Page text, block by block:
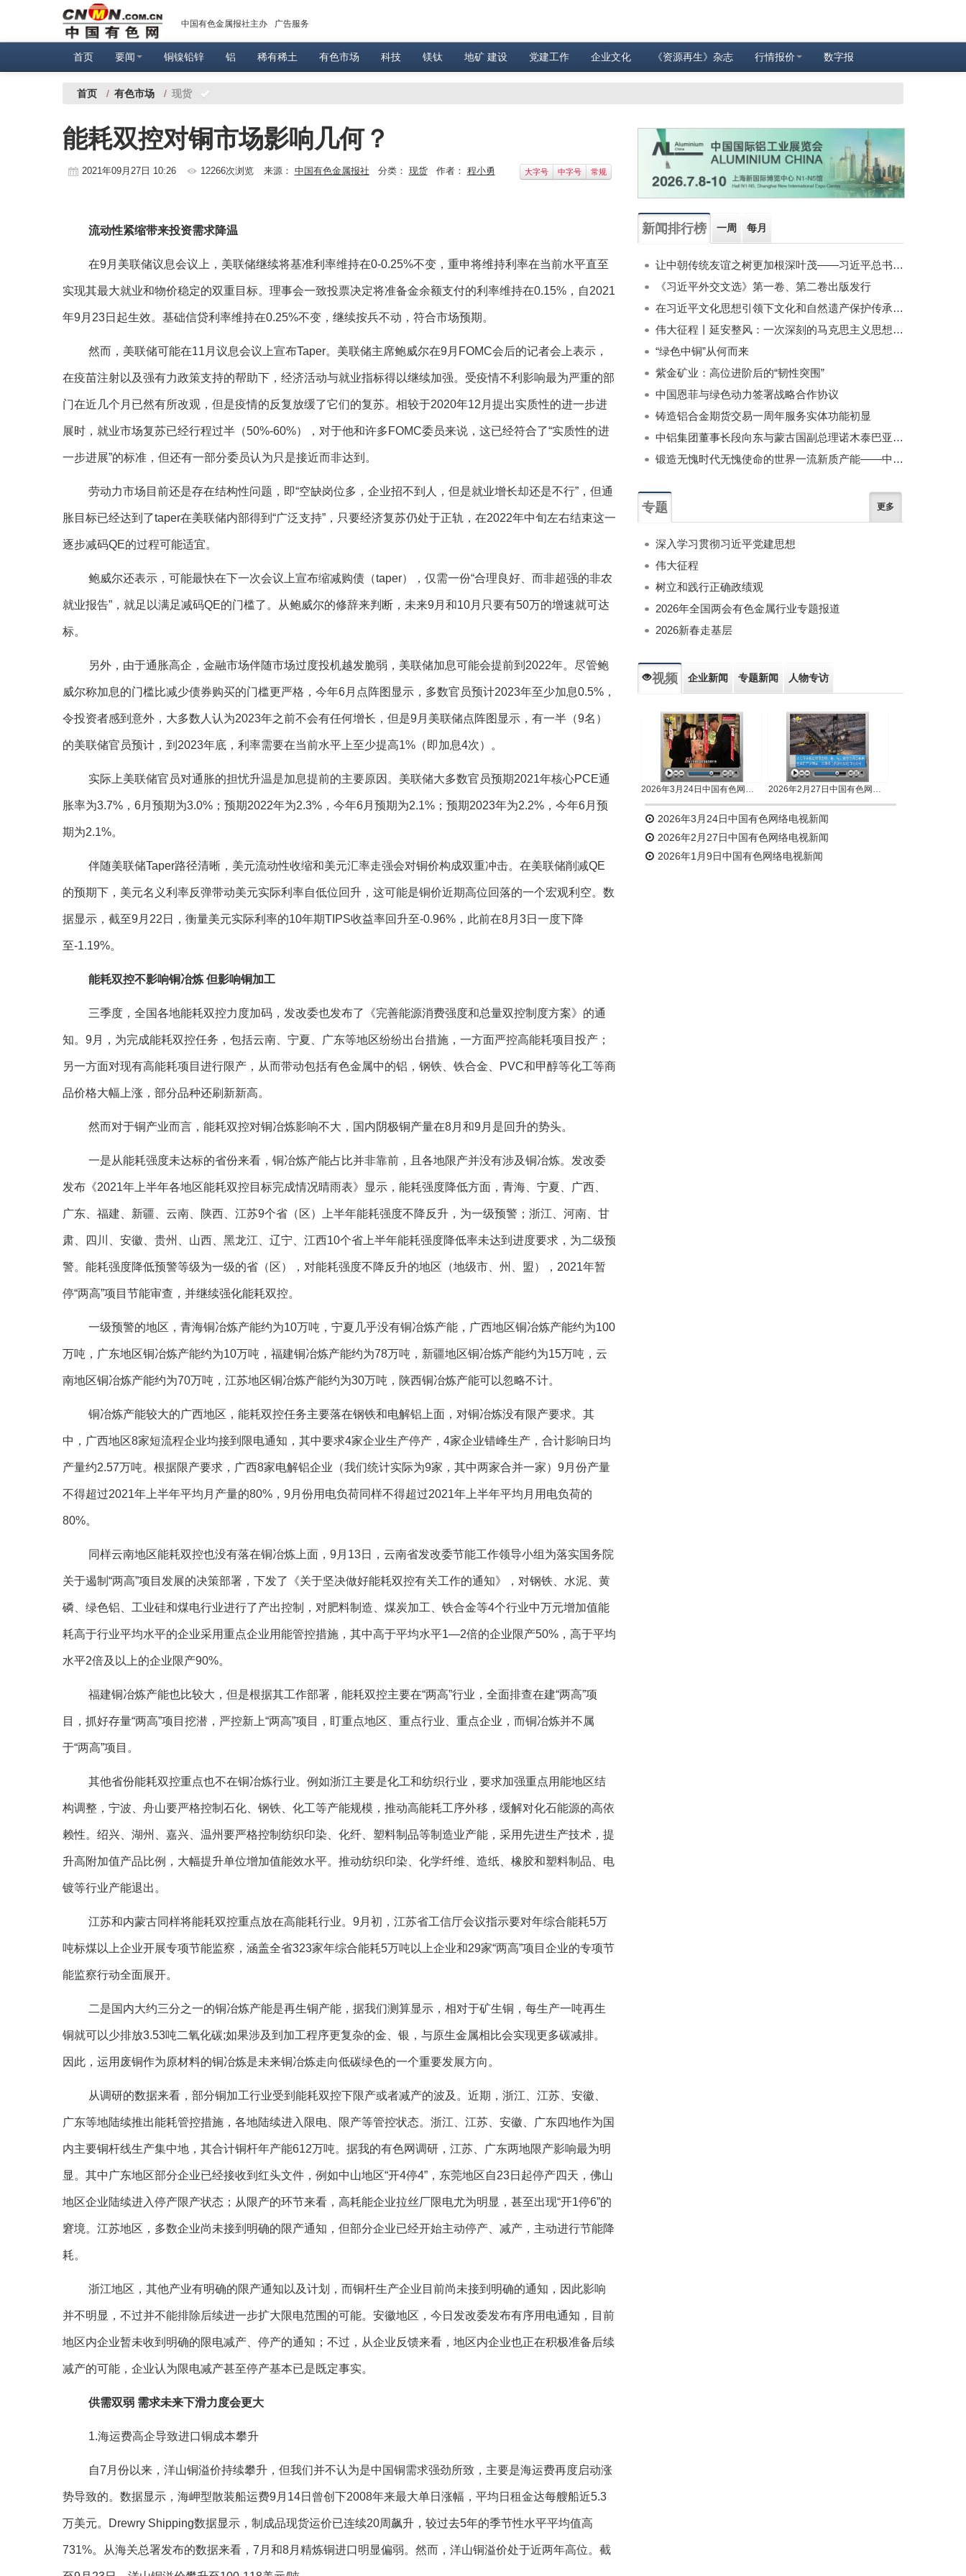
中国有色金属报社主办 广告服务
首页 要闻 铜镍铅锌 铝 稀有稀土 有色市场 科技 镁钛 地矿 建设 党建工作 企业文化 《资源再生》杂志 行情报价 数字报
首页 / 有色市场 / 现货
能耗双控对铜市场影响几何？
2021年09月27日 10:26 12266次浏览 来源： 中国有色金属报社 分类： 现货作者： 程小勇 大字号 中字号 常规
流动性紧缩带来投资需求降温
在9月美联储议息会议上，美联储继续将基准利率维持在0-0.25%不变，重申将维持利率在当前水平直至
实现其最大就业和物价稳定的双重目标。理事会一致投票决定将准备金余额支付的利率维持在0.15%，自2021
年9月23日起生效。基础信贷利率维持在0.25%不变，继续按兵不动，符合市场预期。
然而，美联储可能在11月议息会议上宣布Taper。美联储主席鲍威尔在9月FOMC会后的记者会上表示，
在疫苗注射以及强有力政策支持的帮助下，经济活动与就业指标得以继续加强。受疫情不利影响最为严重的部
门在近几个月已然有所改观，但是疫情的反复放缓了它们的复苏。相较于2020年12月提出实质性的进一步进
展时，就业市场复苏已经行程过半（50%-60%），对于他和许多FOMC委员来说，这已经符合了“实质性的进
一步进展”的标准，但还有一部分委员认为只是接近而非达到。
劳动力市场目前还是存在结构性问题，即“空缺岗位多，企业招不到人，但是就业增长却还是不行”，但通
胀目标已经达到了taper在美联储内部得到“广泛支持”，只要经济复苏仍处于正轨，在2022年中旬左右结束这一
逐步减码QE的过程可能适宜。
鲍威尔还表示，可能最快在下一次会议上宣布缩减购债（taper），仅需一份“合理良好、而非超强的非农
就业报告”，就足以满足减码QE的门槛了。从鲍威尔的修辞来判断，未来9月和10月只要有50万的增速就可达
标。
另外，由于通胀高企，金融市场伴随市场过度投机越发脆弱，美联储加息可能会提前到2022年。尽管鲍
威尔称加息的门槛比减少债券购买的门槛更严格，今年6月点阵图显示，多数官员预计2023年至少加息0.5%，
令投资者感到意外，大多数人认为2023年之前不会有任何增长，但是9月美联储点阵图显示，有一半（9名）
的美联储官员预计，到2023年底，利率需要在当前水平上至少提高1%（即加息4次）。
实际上美联储官员对通胀的担忧升温是加息提前的主要原因。美联储大多数官员预期2021年核心PCE通
胀率为3.7%，6月预期为3.0%；预期2022年为2.3%，今年6月预期为2.1%；预期2023年为2.2%，今年6月预
期为2.1%。
伴随美联储Taper路径清晰，美元流动性收缩和美元汇率走强会对铜价构成双重冲击。在美联储削减QE
的预期下，美元名义利率反弹带动美元实际利率自低位回升，这可能是铜价近期高位回落的一个宏观利空。数
据显示，截至9月22日，衡量美元实际利率的10年期TIPS收益率回升至-0.96%，此前在8月3日一度下降
至-1.19%。
能耗双控不影响铜冶炼 但影响铜加工
三季度，全国各地能耗双控力度加码，发改委也发布了《完善能源消费强度和总量双控制度方案》的通
知。9月，为完成能耗双控任务，包括云南、宁夏、广东等地区纷纷出台措施，一方面严控高能耗项目投产；
另一方面对现有高能耗项目进行限产，从而带动包括有色金属中的铝，钢铁、铁合金、PVC和甲醇等化工等商
品价格大幅上涨，部分品种还刷新新高。
然而对于铜产业而言，能耗双控对铜冶炼影响不大，国内阴极铜产量在8月和9月是回升的势头。
一是从能耗强度未达标的省份来看，铜冶炼产能占比并非靠前，且各地限产并没有涉及铜冶炼。发改委
发布《2021年上半年各地区能耗双控目标完成情况晴雨表》显示，能耗强度降低方面，青海、宁夏、广西、
广东、福建、新疆、云南、陕西、江苏9个省（区）上半年能耗强度不降反升，为一级预警；浙江、河南、甘
肃、四川、安徽、贵州、山西、黑龙江、辽宁、江西10个省上半年能耗强度降低率未达到进度要求，为二级预
警。能耗强度降低预警等级为一级的省（区），对能耗强度不降反升的地区（地级市、州、盟），2021年暂
停“两高”项目节能审查，并继续强化能耗双控。
一级预警的地区，青海铜冶炼产能约为10万吨，宁夏几乎没有铜冶炼产能，广西地区铜冶炼产能约为100
万吨，广东地区铜冶炼产能约为10万吨，福建铜冶炼产能约为78万吨，新疆地区铜冶炼产能约为15万吨，云
南地区铜冶炼产能约为70万吨，江苏地区铜冶炼产能约为30万吨，陕西铜冶炼产能可以忽略不计。
铜冶炼产能较大的广西地区，能耗双控任务主要落在钢铁和电解铝上面，对铜冶炼没有限产要求。其
中，广西地区8家短流程企业均接到限电通知，其中要求4家企业生产停产，4家企业错峰生产，合计影响日均
产量约2.57万吨。根据限产要求，广西8家电解铝企业（我们统计实际为9家，其中两家合并一家）9月份产量
不得超过2021年上半年平均月产量的80%，9月份用电负荷同样不得超过2021年上半年平均月用电负荷的
80%。
同样云南地区能耗双控也没有落在铜冶炼上面，9月13日，云南省发改委节能工作领导小组为落实国务院
关于遏制“两高”项目发展的决策部署，下发了《关于坚决做好能耗双控有关工作的通知》，对钢铁、水泥、黄
磷、绿色铝、工业硅和煤电行业进行了产出控制，对肥料制造、煤炭加工、铁合金等4个行业中万元增加值能
耗高于行业平均水平的企业采用重点企业用能管控措施，其中高于平均水平1—2倍的企业限产50%，高于平均
水平2倍及以上的企业限产90%。
福建铜冶炼产能也比较大，但是根据其工作部署，能耗双控主要在“两高”行业，全面排查在建“两高”项
目，抓好存量“两高”项目挖潜，严控新上“两高”项目，盯重点地区、重点行业、重点企业，而铜冶炼并不属
于“两高”项目。
其他省份能耗双控重点也不在铜冶炼行业。例如浙江主要是化工和纺织行业，要求加强重点用能地区结
构调整，宁波、舟山要严格控制石化、钢铁、化工等产能规模，推动高能耗工序外移，缓解对化石能源的高依
赖性。绍兴、湖州、嘉兴、温州要严格控制纺织印染、化纤、塑料制品等制造业产能，采用先进生产技术，提
升高附加值产品比例，大幅提升单位增加值能效水平。推动纺织印染、化学纤维、造纸、橡胶和塑料制品、电
镀等行业产能退出。
江苏和内蒙古同样将能耗双控重点放在高能耗行业。9月初，江苏省工信厅会议指示要对年综合能耗5万
吨标煤以上企业开展专项节能监察，涵盖全省323家年综合能耗5万吨以上企业和29家“两高”项目企业的专项节
能监察行动全面展开。
二是国内大约三分之一的铜冶炼产能是再生铜产能，据我们测算显示，相对于矿生铜，每生产一吨再生
铜就可以少排放3.53吨二氧化碳;如果涉及到加工程序更复杂的金、银，与原生金属相比会实现更多碳减排。
因此，运用废铜作为原材料的铜冶炼是未来铜冶炼走向低碳绿色的一个重要发展方向。
从调研的数据来看，部分铜加工行业受到能耗双控下限产或者减产的波及。近期，浙江、江苏、安徽、
广东等地陆续推出能耗管控措施，各地陆续进入限电、限产等管控状态。浙江、江苏、安徽、广东四地作为国
内主要铜杆线生产集中地，其合计铜杆年产能612万吨。据我的有色网调研，江苏、广东两地限产影响最为明
显。其中广东地区部分企业已经接收到红头文件，例如中山地区“开4停4”，东莞地区自23日起停产四天，佛山
地区企业陆续进入停产限产状态；从限产的环节来看，高耗能企业拉丝厂限电尤为明显，甚至出现“开1停6”的
窘境。江苏地区，多数企业尚未接到明确的限产通知，但部分企业已经开始主动停产、减产，主动进行节能降
耗。
浙江地区，其他产业有明确的限产通知以及计划，而铜杆生产企业目前尚未接到明确的通知，因此影响
并不明显，不过并不能排除后续进一步扩大限电范围的可能。安徽地区，今日发改委发布有序用电通知，目前
地区内企业暂未收到明确的限电减产、停产的通知；不过，从企业反馈来看，地区内企业也正在积极准备后续
减产的可能，企业认为限电减产甚至停产基本已是既定事实。
供需双弱 需求未来下滑力度会更大
1.海运费高企导致进口铜成本攀升
自7月份以来，洋山铜溢价持续攀升，但我们并不认为是中国铜需求强劲所致，主要是海运费再度启动涨
势导致的。数据显示，海岬型散装船运费9月14日曾创下2008年来最大单日涨幅，平均日租金达每艘船近5.3
万美元。Drewry Shipping数据显示，制成品现货运价已连续20周飙升，较过去5年的季节性水平平均值高
731%。从海关总署发布的数据来看，7月和8月精炼铜进口明显偏弱。然而，洋山铜溢价处于近两年高位。截
新闻排行榜 一周 每月
让中朝传统友谊之树更加根深叶茂——习近平总书记对朝鲜进行国事访问纪实
《习近平外交文选》第一卷、第二卷出版发行
在习近平文化思想引领下文化和自然遗产保护传承利用工作开创新局面
伟大征程丨延安整风：一次深刻的马克思主义思想教育运动
“绿色中铜”从何而来
紫金矿业：高位进阶后的“韧性突围”
中国恩菲与绿色动力签署战略合作协议
铸造铝合金期货交易一周年服务实体功能初显
中铝集团董事长段向东与蒙古国副总理诺木泰巴亚尔举行会谈
锻造无愧时代无愧使命的世界一流新质产能——中国有色金属工业的战略应对与破局之道（二）
专题 更多
深入学习贯彻习近平党建思想
伟大征程
树立和践行正确政绩观
2026年全国两会有色金属行业专题报道
2026新春走基层
视频 企业新闻 专题新闻 人物专访
2026年3月24日中国有色网络电视新闻 2026年2月27日中国有色网络电视新闻
2026年3月24日中国有色网络电视新闻
2026年2月27日中国有色网络电视新闻
2026年1月9日中国有色网络电视新闻